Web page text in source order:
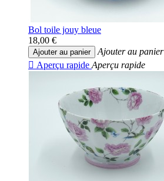
Bol toile jouy bleue
18,00 €
Ajouter au panier
Ajouter au panier
 Aperçu rapide Aperçu rapide